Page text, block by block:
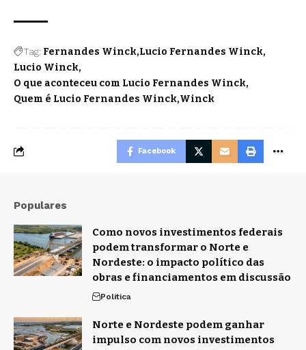
Tag: Fernandes Winck Lucio Fernandes Winck
Lucio Winck
O que aconteceu com Lucio Fernandes Winck
Quem é Lucio Fernandes Winck Winck
Facebook
Populares
Como novos investimentos federais
podem transformar o Norte e
Nordeste: o impacto político das
obras e financiamentos em discussão
Politica
Norte e Nordeste podem ganhar
impulso com novos investimentos